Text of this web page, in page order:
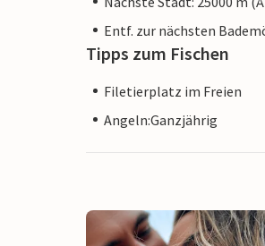
Entf. zur nächsten
Tipps zum Fischen
Filetierplatz im Freien
Angeln:Ganzjährig